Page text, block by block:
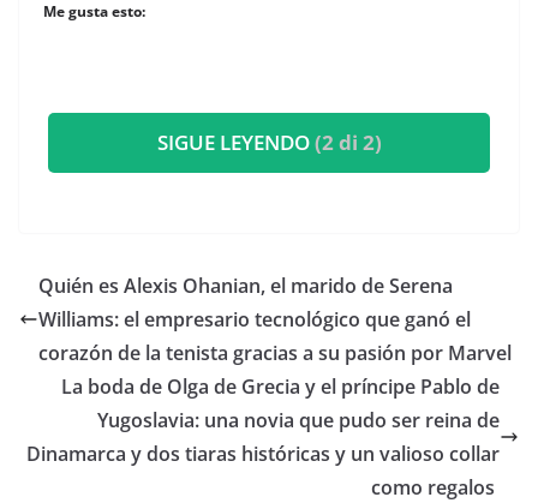
Me gusta esto:
SIGUE LEYENDO(2 di 2)
​Quién es Alexis Ohanian, el marido de Serena
Williams: el empresario tecnológico que ganó el
corazón de la tenista gracias a su pasión por Marvel
​La boda de Olga de Grecia y el príncipe Pablo de
Yugoslavia: una novia que pudo ser reina de
Dinamarca y dos tiaras históricas y un valioso collar
como regalos